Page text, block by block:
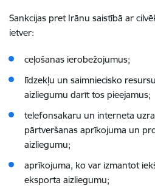
Sankcijas pret Irānu saistībā ar
ietver:
ceļošanas ierobežojumus;
līdzekļu un saimniecisko
aizliegumu darīt tos pieejamus;
telefonsakaru un interneta
pārtveršanas aprīkojuma un
aizliegumu;
aprīkojuma, ko var izmantot
eksporta aizliegumu;